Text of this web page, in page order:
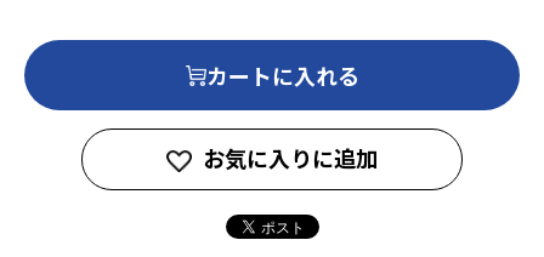
カートに入れる
お気に入りに追加